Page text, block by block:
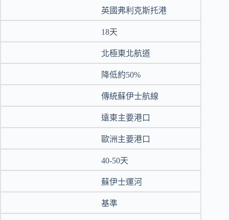
英國弗利克斯托港
18天
北極東北航道
降低約50%
傳統蘇伊士航線
遠東主要港口
歐洲主要港口
40-50天
蘇伊士運河
基準